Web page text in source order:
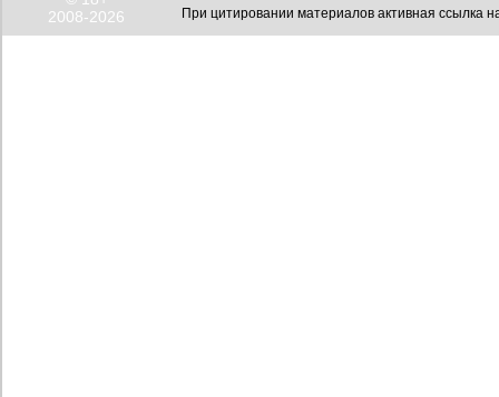
2008-2026
При цитировании материалов активная ссылка